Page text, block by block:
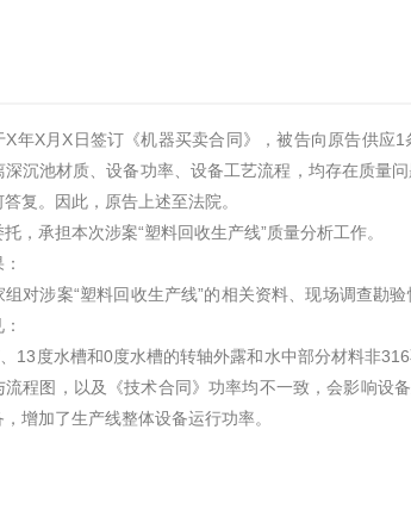
X年X月X日签订《机器买卖合同》，被告向原告供应
深沉池材质、设备功率、设备工艺流程，均存在质量
复。因此，原告上述至法院。
，承担本次涉案“塑料回收生产线”质量分析工作。
组对涉案“塑料回收生产线”的相关资料、现场调查勘
13度水槽和0度水槽的转轴外露和水中部分材料非
流程图，以及《技术合同》功率均不一致，会影响
增加了生产线整体设备运行功率。